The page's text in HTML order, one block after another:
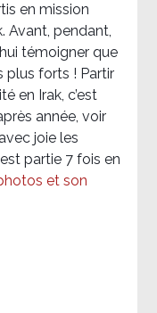
en mission
Avant, pendant,
témoigner que
plus forts ! Partir
en Irak, c’est
année, voir
joie les
partie 7 fois en
et son